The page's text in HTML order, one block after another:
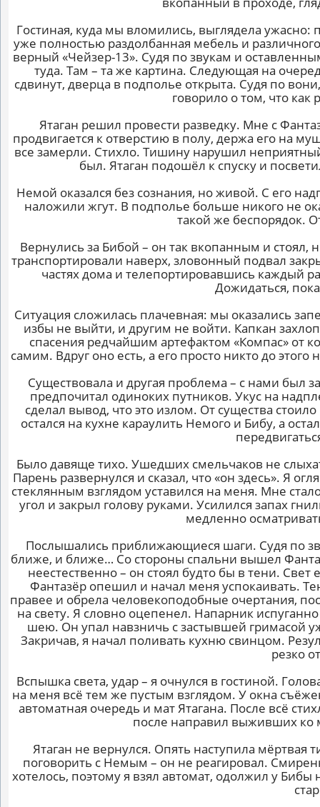
Гостиная, куда мы вломились, выглядела ужасно:
уже полностью раздолбанная мебель и
верный «Чейзер-13». Судя по звукам и
туда. Там – та же картина. Следующая на
сдвинут, дверца в подполье открыта. Судя по
говорило о том, что
Ятаган решил провести разведку. Мне с
продвигается к отверстию в полу, держа его на
все замерли. Стихло. Тишину нарушил
был. Ятаган подошёл к спуску и
Немой оказался без сознания, но живой. С его
наложили жгут. В подполье больше никого не
такой же беспорядок.
Вернулись за Бибой – он так вкопанным и
транспортировали наверх, зловонный подвал
частях дома и телепортировавшись каждый
Дожидаться,
Ситуация сложилась плачевная: мы оказались
избы не выйти, и другим не войти. Капкан
спасения редчайшим артефактом «Компас» от
самим. Вдруг оно есть, а его просто никто до
Существовала и другая проблема – с нами был
предпочитал одиноких путников. Укус на
сделал вывод, что это излом. От существа
остался на кухне караулить Немого и Бибу, а
Было давяще тихо. Ушедших смельчаков не
Парень развернулся и сказал, что «он здесь». Я
стеклянным взглядом уставился на меня. Мне
угол и закрыл голову руками. Усилился запах
медленно
Послышались приближающиеся шаги. Судя по
ближе, и ближе… Со стороны спальни вышел
неестественно – он стоял будто бы в тени.
Фантазёр опешил и начал меня успокаивать.
правее и обрела человекоподобные очертания,
на свету. Я словно оцепенел. Напарник
шею. Он упал навзничь с застывшей гримасой
Закричав, я начал поливать кухню свинцом.
резко
Вспышка света, удар – я очнулся в гостиной.
на меня всё тем же пустым взглядом. У окна
автоматная очередь и мат Ятагана. После всё
после направил выживших ко
Ятаган не вернулся. Опять наступила мёртвая
поговорить с Немым – он не реагировал.
хотелось, поэтому я взял автомат, одолжил у